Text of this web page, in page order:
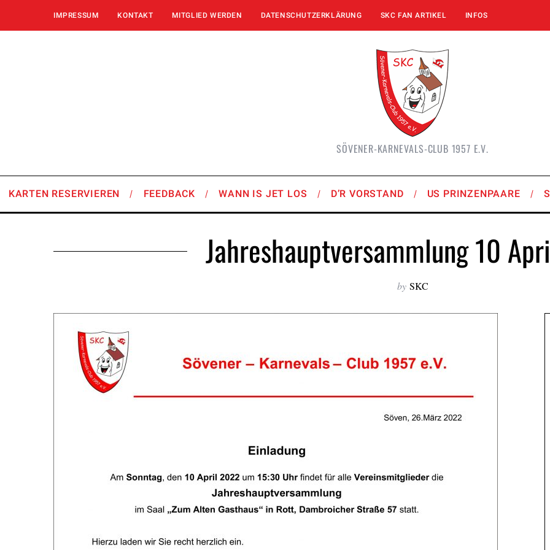
IMPRESSUM KONTAKT MITGLIED WERDEN DATENSCHUTZERKLÄRUNG SKC FAN ARTIKEL INFOS
SÖVENER-KARNEVALS-CLUB 1957 E.V.
KARTEN RESERVIEREN FEEDBACK WANN IS JET LOS D’R VORSTAND US PRINZENPAARE
Jahreshauptversammlung 10
by SKC